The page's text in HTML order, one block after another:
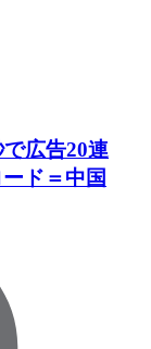
広告20連
ド＝中国